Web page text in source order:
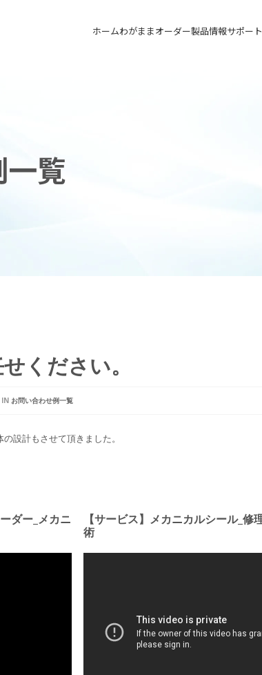
ホームわがままオーダー製品情報サポート
覧
ください。
IN お問い合わせ例一覧
設計もさせて頂きました。
ダー_メカニ
【サービス】メカニカルシール_修
術